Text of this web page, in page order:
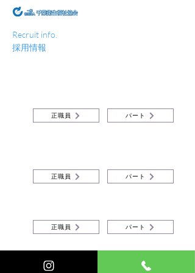
Recruit info.
採用情報
正職員 パート
正職員 パート
正職員 パート